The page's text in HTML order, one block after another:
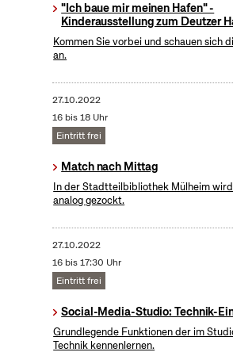
"Ich baue mir meinen Hafen" -
Kinderausstellung zum Deutzer
Kommen Sie vorbei und schauen sich
an.
27.10.2022
16 bis 18 Uhr
Eintritt frei
Match nach Mittag
In der Stadtteilbibliothek Mülheim
analog gezockt.
27.10.2022
16 bis 17:30 Uhr
Eintritt frei
Social-Media-Studio: Technik-
Grundlegende Funktionen der im
Technik kennenlernen.